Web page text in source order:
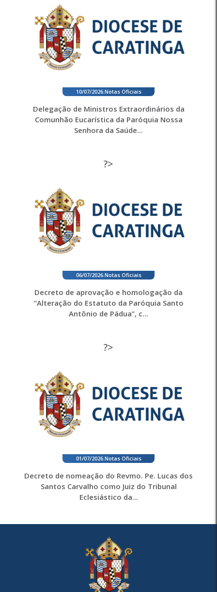
10/07/2026. Notas Oficiais
Delegação de Ministros Extraordinários da
Comunhão Eucarística da Paróquia Nossa
Senhora da Saúde...
?>
06/07/2026. Notas Oficiais
Decreto de aprovação e homologação da
“Alteração do Estatuto da Paróquia Santo
Antônio de Pádua”, c...
?>
01/07/2026. Notas Oficiais
Decreto de nomeação do Revmo. Pe. Lucas dos
Santos Carvalho como Juiz do Tribunal
Eclesiástico da...